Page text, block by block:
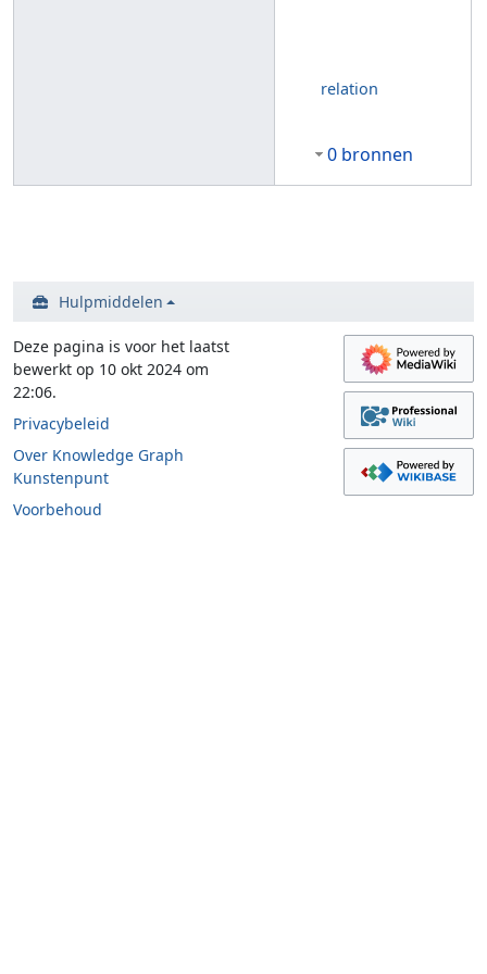
relation
0 bronnen
Hulpmiddelen
Deze pagina is voor het laatst
bewerkt op 10 okt 2024 om
22:06.
Privacybeleid
Over Knowledge Graph
Kunstenpunt
Voorbehoud